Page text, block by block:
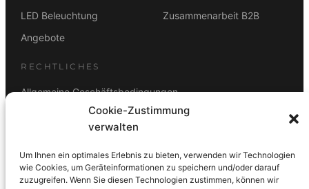
Cookie-Zustimmung
verwalten
Um Ihnen ein optimales Erlebnis zu bieten, verwenden wir Technologien
wie Cookies, um Geräteinformationen zu speichern und/oder darauf
zuzugreifen. Wenn Sie diesen Technologien zustimmen, können wir
LED Beleuchtung
Angebote
Zusammenarbeit B2B
RECHTLICHES
Allgemeine Geschäftsbedingungen
Rücktrittsbelehrung
ZAHLUNGSARTEN